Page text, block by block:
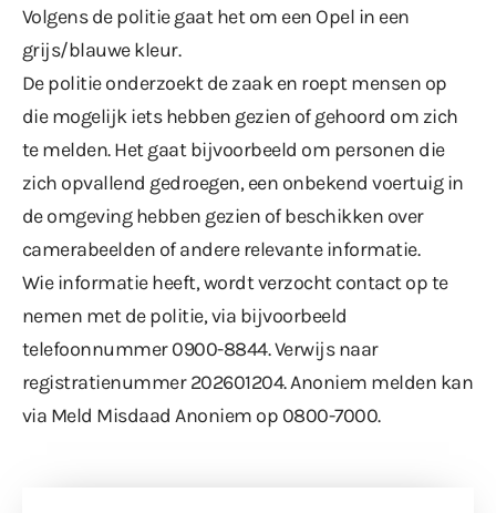
Volgens de politie gaat het om een Opel in een
grijs/blauwe kleur.
De politie onderzoekt de zaak en roept mensen op
die mogelijk iets hebben gezien of gehoord om zich
te melden. Het gaat bijvoorbeeld om personen die
zich opvallend gedroegen, een onbekend voertuig in
de omgeving hebben gezien of beschikken over
camerabeelden of andere relevante informatie.
Wie informatie heeft, wordt verzocht contact op te
nemen met de politie, via bijvoorbeeld
telefoonnummer 0900-8844. Verwijs naar
registratienummer 202601204. Anoniem melden kan
via Meld Misdaad Anoniem op 0800-7000.